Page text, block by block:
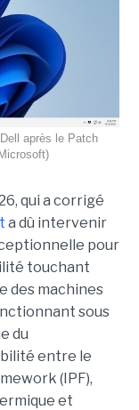
après le Patch
qui a corrigé
a dû intervenir
e pour
touchant
des machines
sous
du
entre le
(IPF),
et